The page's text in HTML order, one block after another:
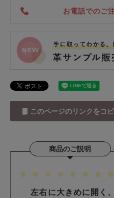
お電話でのご
このページのリンクをコ
商品のご説明
左右に大きめに開く